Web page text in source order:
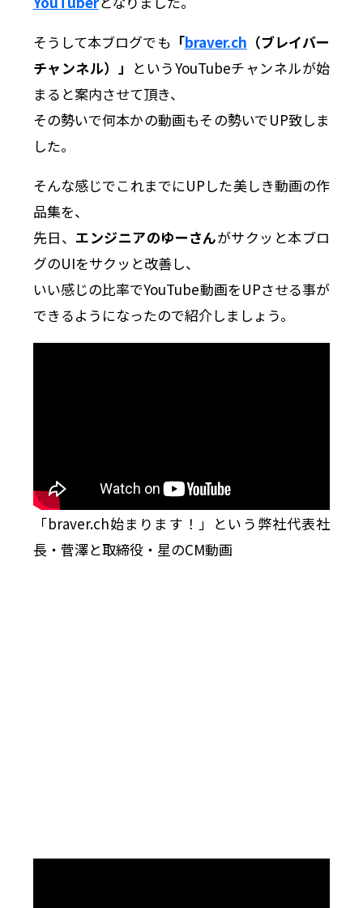
そうして本ブログでも 「braver.ch （ブレイバー
チャンネル）」 というYouTubeチャンネルが始
まると案内させて頂き、
その勢いで何本かの動画もその勢いでUP致しま
した。
そんな感じでこれまでにUPした美しき動画の作
品集を、
先日、 エンジニアのゆーさんがサクッと本ブロ
グのUIをサクッと改善し、
いい感じの比率でYouTube動画をUPさせる事が
できるようになったので紹介しましょう。
「braver.ch始まります！」という弊社代表社
長・菅澤と取締役・星のCM動画